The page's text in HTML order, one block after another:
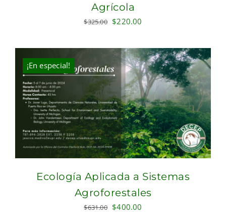
Agrícola
$325.00 Original
was:
$325.00.
$220.00
is:
$220.00.
¡En especial!
Ecología Aplicada a Sistemas
Agroforestales
$631.00 Original
$400.00